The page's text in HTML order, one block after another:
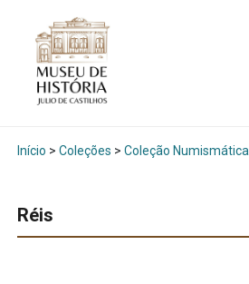
Início > Coleções > Coleção Numismática
Réis